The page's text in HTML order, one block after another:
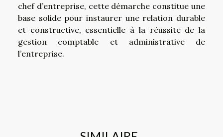
chef d’entreprise, cette démarche constitue une
base solide pour instaurer une relation durable
et constructive, essentielle à la réussite de la
gestion comptable et administrative de
l’entreprise.